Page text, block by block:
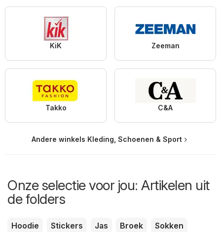
KiK Zeeman
Takko C&A
Andere winkels Kleding, Schoenen & Sport
Onze selectie voor jou: Artikelen uit
de folders
Hoodie Stickers Jas Broek
Sokken